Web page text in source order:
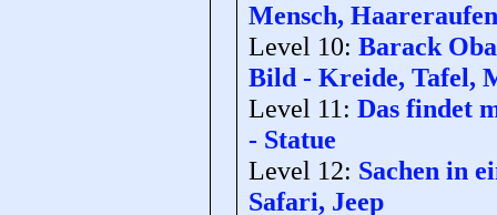
Mensch, Haareraufen
Level 10: Barack
Bild - Kreide, Tafel,
Level 11: Das findet
- Statue
Level 12: Sachen in
Safari, Jeep